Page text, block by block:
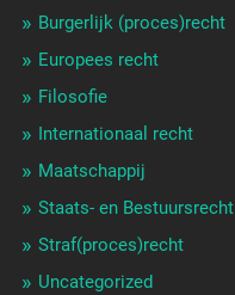
Burgerlijk (proces)recht
Europees recht
Filosofie
Internationaal recht
Maatschappij
Staats- en Bestuursrecht
Straf(proces)recht
Uncategorized